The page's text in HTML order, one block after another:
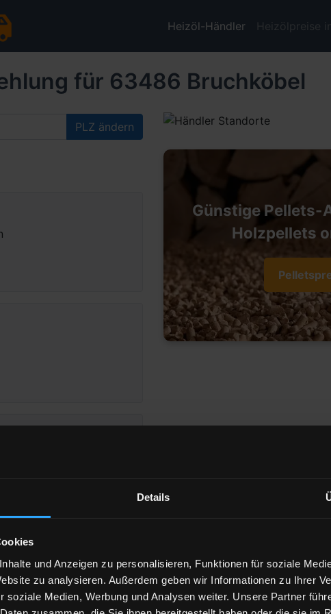
Details
und Anzeigen zu personalisieren, Funktionen für soziale
zu analysieren. Außerdem geben wir Informationen zu Ihrer
soziale Medien, Werbung und Analysen weiter. Unsere Partner
Heizöl-Händler Heizölpreise
für 63486 Bruchköbel
PLZ ändern
AG
Günstige Pellets-
Holzpellets
Bruchköbel